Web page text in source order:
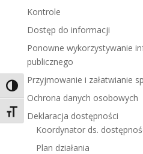
Toggle High Contrast
Toggle Font size
Kontrole
Dostęp do informacji
Ponowne wykorzystywanie
publicznego
Przyjmowanie i załatwianie
Ochrona danych osobowych
Deklaracja dostępności
Koordynator ds.
Plan działania